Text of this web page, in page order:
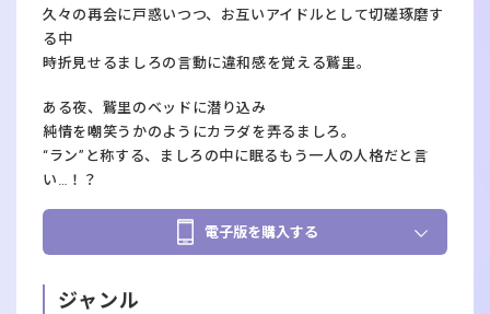
久々の再会に戸惑いつつ、お互いアイドルとして切磋琢磨す
る中
時折見せるましろの言動に違和感を覚える鷲里。
ある夜、鷲里のベッドに潜り込み
純情を嘲笑うかのようにカラダを弄るましろ。
“ラン”と称する、ましろの中に眠るもう一人の人格だと言
い…！？
電子版を購入する
ジャンル